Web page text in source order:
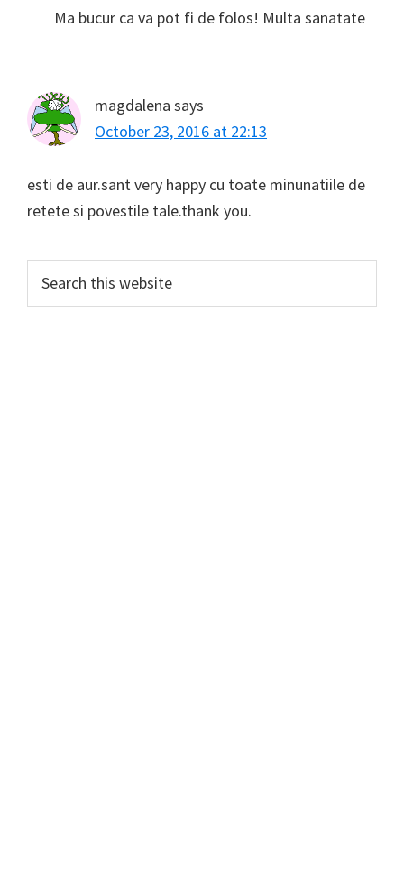
Ma bucur ca va pot fi de folos! Multa sanatate
magdalena says
October 23, 2016 at 22:13
esti de aur.sant very happy cu toate minunatiile de
retete si povestile tale.thank you.
Primary
Sidebar
this